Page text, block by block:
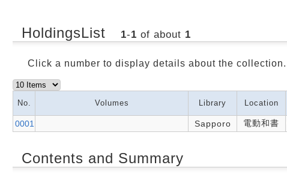
HoldingsList 1-1 of about 1
Click a number to display details about the collection.
No. Volumes Library Location
0001 Sapporo 電動和書
Contents and Summary